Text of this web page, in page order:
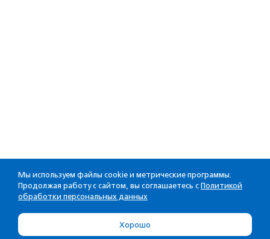
Мы используем файлы cookie и метрические программы.
Продолжая работу с сайтом, вы соглашаетесь с Политикой
обработки персональных данных
Хорошо